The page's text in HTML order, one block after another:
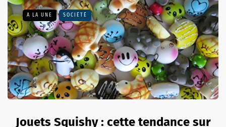
A LA UNE SOCIÉTÉ
Jouets Squishy : cette tendance sur